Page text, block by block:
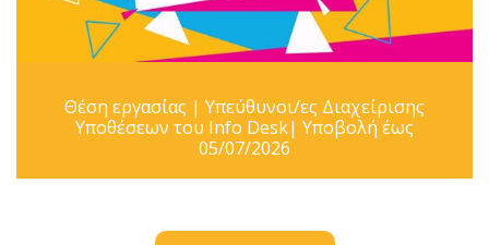
Θέση εργασίας | Υπεύθυνοι/ες Διαχείρισης
Υποθέσεων του Info Desk| Υποβολή έως
05/07/2026